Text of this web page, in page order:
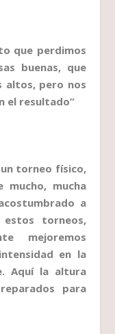
que perdimos
buenas, que
altos, pero nos
el resultado”
torneo físico,
mucha
a
torneos,
mejoremos
en la
Aquí la altura
para